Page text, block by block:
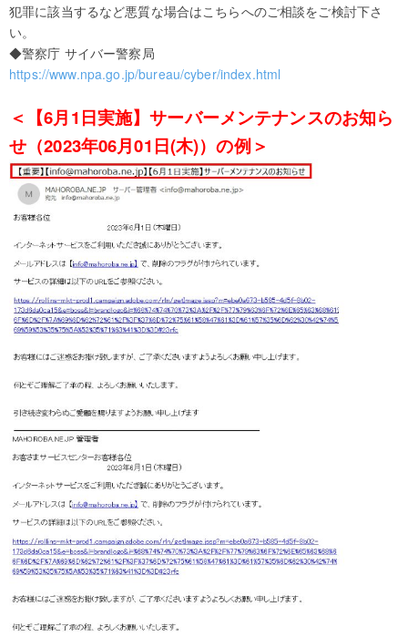
犯罪に該当するなど悪質な場合はこちらへのご相談をご検討下さ
い。
◆警察庁 サイバー警察局
https://www.npa.go.jp/bureau/cyber/index.html
＜【6月1日実施】サーバーメンテナンスのお知ら
せ（2023年06月01日(木)）の例＞